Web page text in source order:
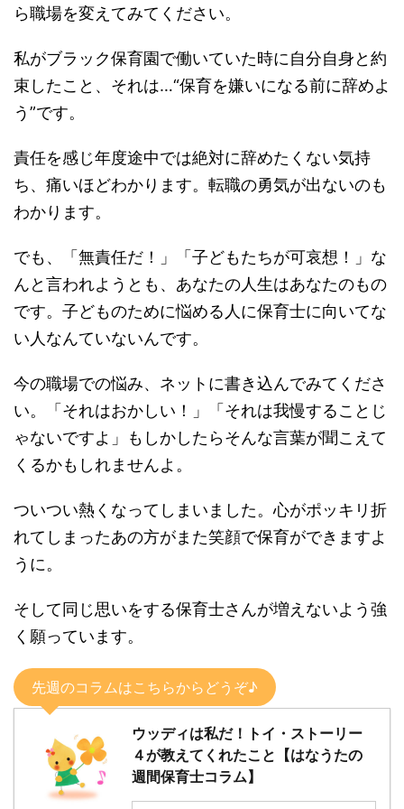
ら職場を変えてみてください。
私がブラック保育園で働いていた時に自分自身と約
束したこと、それは…“保育を嫌いになる前に辞めよ
う”です。
責任を感じ年度途中では絶対に辞めたくない気持
ち、痛いほどわかります。転職の勇気が出ないのも
わかります。
でも、「無責任だ！」「子どもたちが可哀想！」な
んと言われようとも、あなたの人生はあなたのもの
です。子どものために悩める人に保育士に向いてな
い人なんていないんです。
今の職場での悩み、ネットに書き込んでみてくださ
い。「それはおかしい！」「それは我慢することじ
ゃないですよ」もしかしたらそんな言葉が聞こえて
くるかもしれませんよ。
ついつい熱くなってしまいました。心がポッキリ折
れてしまったあの方がまた笑顔で保育ができますよ
うに。
そして同じ思いをする保育士さんが増えないよう強
く願っています。
先週のコラムはこちらからどうぞ♪
ウッディは私だ！トイ・ストーリー
４が教えてくれたこと【はなうたの
週間保育士コラム】